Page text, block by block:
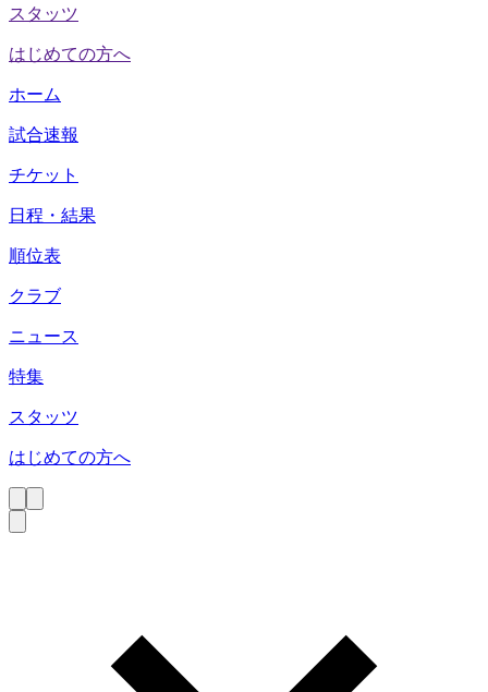
スタッツ
はじめての方へ
ホーム
試合速報
チケット
日程・結果
順位表
クラブ
ニュース
特集
スタッツ
はじめての方へ